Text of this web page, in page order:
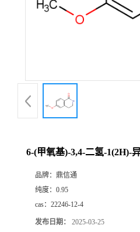
6-(甲氧基)-3,4-二氢-1(2H)-
品牌： 鼎信通
纯度： 0.95
cas： 22246-12-4
发布日期： 2025-03-25